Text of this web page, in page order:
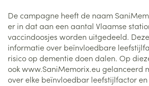
De campagne heeft de naam
er in dat aan een aantal Vlaamse
vaccindoosjes worden uitgedeeld.
informatie over beïnvloedbare
risico op dementie doen dalen. Op
ook www.SaniMemorix.eu gelanceerd
over elke beïnvloedbar leefstijlfactor